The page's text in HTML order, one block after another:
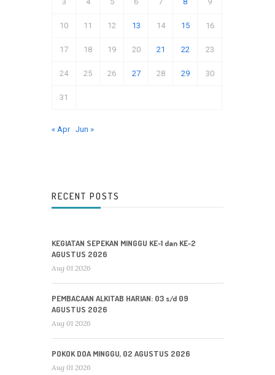
10 11 12 13 14 15 16
17 18 19 20 21 22 23
24 25 26 27 28 29 30
31
« Apr Jun »
RECENT POSTS
KEGIATAN SEPEKAN MINGGU KE-1 dan KE-2
AGUSTUS 2026
Aug 01 2026
PEMBACAAN ALKITAB HARIAN: 03 s/d 09
AGUSTUS 2026
Aug 01 2026
POKOK DOA MINGGU, 02 AGUSTUS 2026
Aug 01 2026